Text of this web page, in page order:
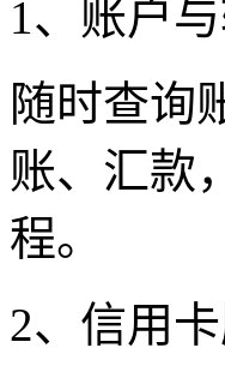
1、账户与
随时查询
账、汇款
程。
2、信用卡